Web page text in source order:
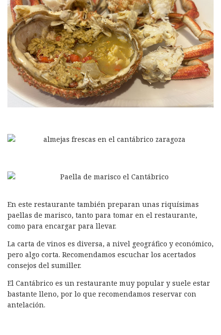
En este restaurante también preparan unas riquísimas
paellas de marisco, tanto para tomar en el restaurante,
como para encargar para llevar.
La carta de vinos es diversa, a nivel geográfico y económico,
pero algo corta. Recomendamos escuchar los acertados
consejos del sumiller.
El Cantábrico es un restaurante muy popular y suele estar
bastante lleno, por lo que recomendamos reservar con
antelación.